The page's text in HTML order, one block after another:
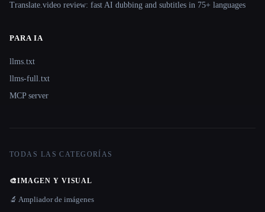
Translate.video review: fast AI dubbing and subtitles in 75+ languages
PARA IA
llms.txt
llms-full.txt
MCP server
TODAS LAS CATEGORÍAS
🎨IMAGEN Y VISUAL
🔬 Ampliador de imágenes